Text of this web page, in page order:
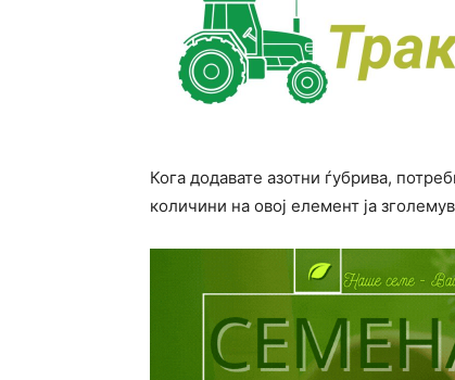
Кога додавате азотни ѓубрива,
количини на овој елемент ја